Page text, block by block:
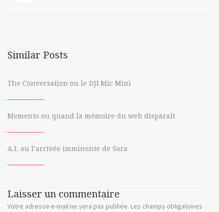
professionnels
vidéos
vimeo
youtube
Similar Posts
The Conversation ou le DJI Mic Mini
Memento ou quand la mémoire du web disparaît
A.I. ou l’arrivée imminente de Sora
Laisser un commentaire
Votre adresse e-mail ne sera pas publiée. Les champs obligatoires